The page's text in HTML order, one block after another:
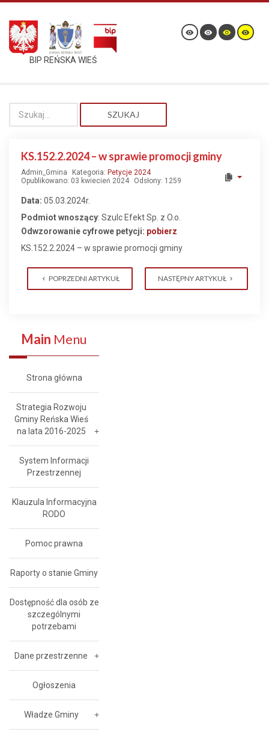
BIP REŃSKA WIEŚ
SZUKAJ
KS.152.2.2024 – w sprawie promocji gminy
Admin_Gmina Kategoria: Petycje 2024
Opublikowano: 03 kwiecień 2024
Odsłony: 1259
Data: 05.03.2024r.
Podmiot wnoszący: Szulc Efekt Sp. z O.o.
Odwzorowanie cyfrowe petycji: pobierz
KS.152.2.2024 – w sprawie promocji gminy
POPRZEDNI ARTYKUŁ NASTĘPNY ARTYKUŁ
Main Menu
Strona główna
Strategia Rozwoju
Gminy Reńska Wieś
na lata 2016-2025
System Informacji
Przestrzennej
Klauzula Informacyjna
RODO
Pomoc prawna
Raporty o stanie Gminy
Dostępność dla osób ze
szczególnymi
potrzebami
Dane przestrzenne
Ogłoszenia
Władze Gminy